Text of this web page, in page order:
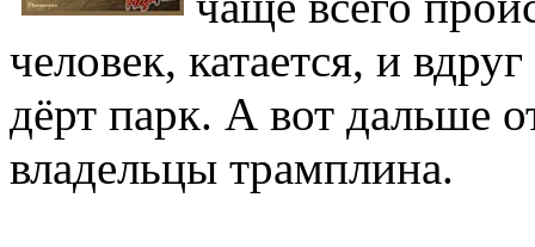
человек, катается, и
дёрт парк. А вот дальше
владельцы трамплина.